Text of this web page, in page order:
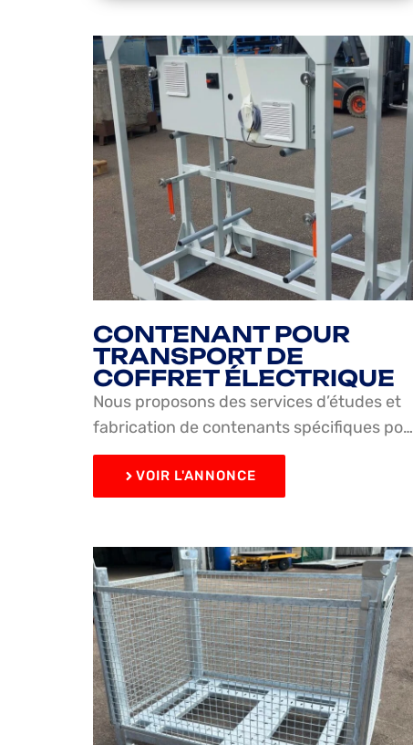
CONTENANT POUR
TRANSPORT DE
COFFRET ÉLECTRIQUE
Nous proposons des services d’études et
fabrication de contenants spécifiques po…
VOIR L'ANNONCE